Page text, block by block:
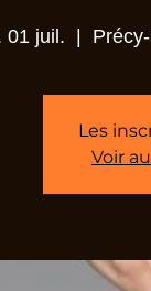
01 juil.
Les
Voir